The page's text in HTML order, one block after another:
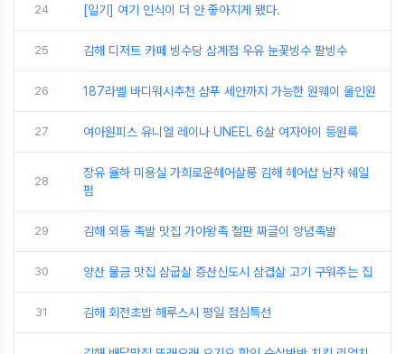
24 [일기] 여기 인식이 더 안 좋아지게 됐다.
25 김해 디저트 카페 빙수당 삼계점 우유 눈꽃빙수 팥빙수
26 187라벨 바디워시추천 샴푸 세안까지 가능한 원웨이 올인원
27 여아원피스 유니엘 레이나 UNEEL 6살 여자아이 등원룩
28
장유 율하 미용실 가희로운헤어살롱 김해 헤어샵 남자 쉐일
펌
29 김해 외동 족발 맛집 가야왕족 철판 짜글이 양념족발
30 양산 물금 맛집 삼굽살 증산신도시 삼겹살 고기 구워주는 집
31 김해 회전초밥 해루스시 평일 점심특선